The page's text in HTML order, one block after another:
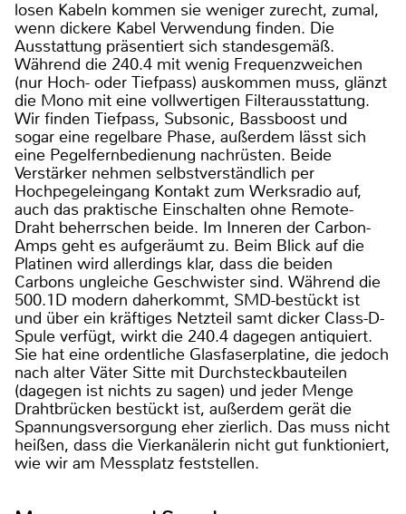
losen Kabeln kommen sie weniger zurecht, zumal,
wenn dickere Kabel Verwendung finden. Die
Ausstattung präsentiert sich standesgemäß.
Während die 240.4 mit wenig Frequenzweichen
(nur Hoch- oder Tiefpass) auskommen muss, glänzt
die Mono mit eine vollwertigen Filterausstattung.
Wir finden Tiefpass, Subsonic, Bassboost und
sogar eine regelbare Phase, außerdem lässt sich
eine Pegelfernbedienung nachrüsten. Beide
Verstärker nehmen selbstverständlich per
Hochpegeleingang Kontakt zum Werksradio auf,
auch das praktische Einschalten ohne Remote-
Draht beherrschen beide. Im Inneren der Carbon-
Amps geht es aufgeräumt zu. Beim Blick auf die
Platinen wird allerdings klar, dass die beiden
Carbons ungleiche Geschwister sind. Während die
500.1D modern daherkommt, SMD-bestückt ist
und über ein kräftiges Netzteil samt dicker Class-D-
Spule verfügt, wirkt die 240.4 dagegen antiquiert.
Sie hat eine ordentliche Glasfaserplatine, die jedoch
nach alter Väter Sitte mit Durchsteckbauteilen
(dagegen ist nichts zu sagen) und jeder Menge
Drahtbrücken bestückt ist, außerdem gerät die
Spannungsversorgung eher zierlich. Das muss nicht
heißen, dass die Vierkanälerin nicht gut funktioniert,
wie wir am Messplatz feststellen.